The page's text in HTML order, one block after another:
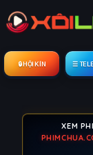
🔒︎ HỘI KÍN ☰
XEM